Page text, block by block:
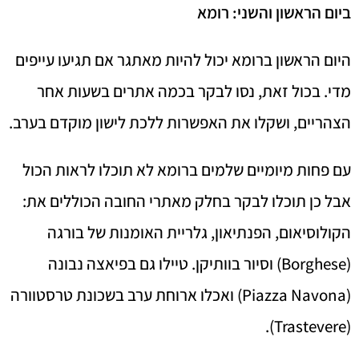
ביום הראשון והשני: רומא
היום הראשון ברומא יכול להיות מאתגר אם תגיעו עייפים
מדי. בכול זאת, נסו לבקר בכמה אתרים בשעות אחר
הצהריים, ושקלו את האפשרות ללכת לישון מוקדם בערב.
עם פחות מיומיים שלמים ברומא לא תוכלו לראות הכול
אבל כן תוכלו לבקר בחלק מאתרי החובה הכוללים את:
הקולוסיאום, הפנתיאון, גלריית האומנות של בורגה
(Borghese) וסיור בוותיקן. טיילו גם בפיאצה נבונה
(Piazza Navona) ואכלו ארוחת ערב בשכונת טרסטוורה
(Trastevere).